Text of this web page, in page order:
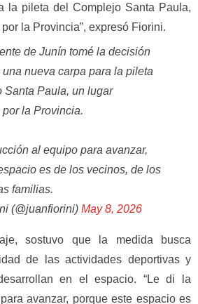
la pileta del Complejo Santa Paula,
la Provincia”, expresó Fiorini.
de Junín tomé la decisión
nueva carpa para la pileta
Santa Paula, un lugar
la Provincia.
al equipo para avanzar,
es de los vecinos, de los
familias.
(@juanfiorini) May 8, 2026
sostuvo que la medida busca
de las actividades deportivas y
en el espacio. “Le di la
avanzar, porque este espacio es